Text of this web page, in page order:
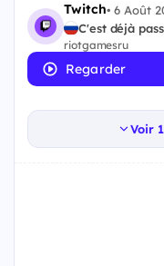
Twitch•6 Août
C'est déjà
riotgamesru
Regarder
Voir